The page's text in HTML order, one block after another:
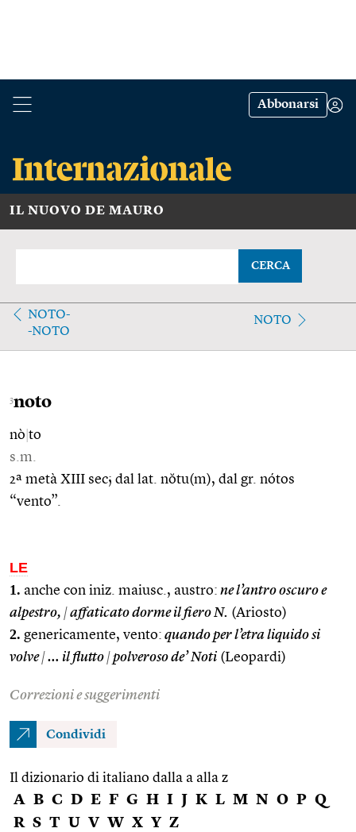
Abbonarsi
IL NUOVO DE MAURO
CERCA
NOTO-
-NOTO
NOTO
3noto
nò to
s.m.
2ª metà XIII sec; dal lat. nŏtu(m), dal gr. nótos
“vento”.
LE
1. anche con iniz. maiusc., austro: ne l’antro oscuro e
alpestro, |affaticato dorme il fiero N. (Ariosto)
2. genericamente, vento: quando per l’etra liquido si
volve|… il flutto |polveroso de’ Noti (Leopardi)
Correzioni e suggerimenti
Condividi
Il dizionario di italiano dalla a alla z
A B C D E F G H I J K L M N O P Q
R S T U V W X Y Z